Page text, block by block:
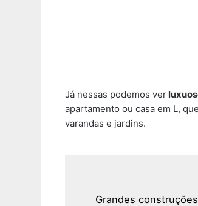
Já nessas podemos ver
apartamento ou casa em L,
varandas e jardins.
Grandes